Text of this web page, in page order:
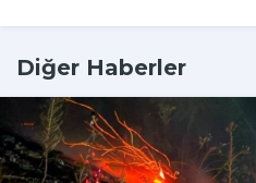
Diğer Haberler